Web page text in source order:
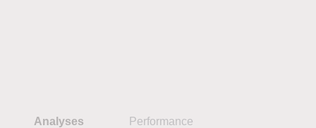
Analyses Performance